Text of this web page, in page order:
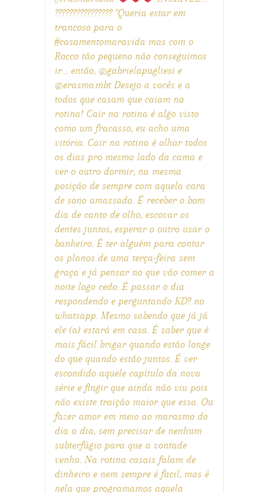
???????????????? "Queria estar em
trancoso para o
#casamentomaravida mas com o
Rocco tão pequeno não conseguimos
ir… então, @gabrielapugliesi e
@erasmo.mbt Desejo a vocês e a
todos que casam que caiam na
rotina! Cair na rotina é algo visto
como um fracasso, eu acho uma
vitória. Cair na rotina é olhar todos
os dias pro mesmo lado da cama e
ver o outro dormir, na mesma
posição de sempre com aquela cara
de sono amassada. É receber o bom
dia de canto de olho, escovar os
dentes juntos, esperar o outro usar o
banheiro. É ter alguém para contar
os planos de uma terça-feira sem
graça e já pensar no que vão comer a
noite logo cedo. É passar o dia
respondendo e perguntando KD? no
whatsapp. Mesmo sabendo que já já
ele (a) estará em casa. É saber que é
mais fácil brigar quando estão longe
do que quando estão juntos. É ver
escondido aquele capítulo da nova
série e fingir que ainda não viu pois
não existe traição maior que essa. Ou
fazer amor em meio ao marasmo do
dia a dia, sem precisar de nenhum
subterfúgio para que a vontade
venha. Na rotina casais falam de
dinheiro e nem sempre é facil, mas é
nela que programamos aquela